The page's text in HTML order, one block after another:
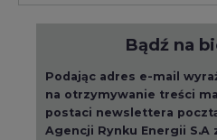
Bądź na
Podając adres e-mail
na otrzymywanie treści
postaci newslettera
Agencji Rynku Energii S.A